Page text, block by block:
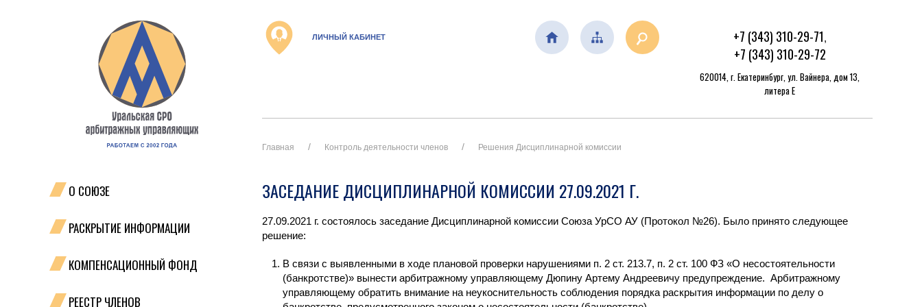
О СОЮЗЕ
РАСКРЫТИЕ ИНФОРМАЦИИ
КОМПЕНСАЦИОННЫЙ ФОНД
РЕЕСТР ЧЛЕНОВ
ЛИЧНЫЙ КАБИНЕТ +7 (343) 310-29-71,
+7 (343) 310-29-72
620014, г. Екатеринбург, ул. Вайнера, дом 13,
литера Е
Главная Контроль деятельности членов Решения Дисциплинарной комиссии
ЗАСЕДАНИЕ ДИСЦИПЛИНАРНОЙ КОМИССИИ 27.09.2021 Г.
27.09.2021 г. состоялось заседание Дисциплинарной комиссии Союза УрСО АУ (Протокол №26). Было принято следующее
решение:
В связи с выявленными в ходе плановой проверки нарушениями п. 2 ст. 213.7, п. 2 ст. 100 ФЗ «О несостоятельности
(банкротстве)» вынести арбитражному управляющему Дюпину Артему Андреевичу предупреждение. Арбитражному
управляющему обратить внимание на неукоснительность соблюдения порядка раскрытия информации по делу о